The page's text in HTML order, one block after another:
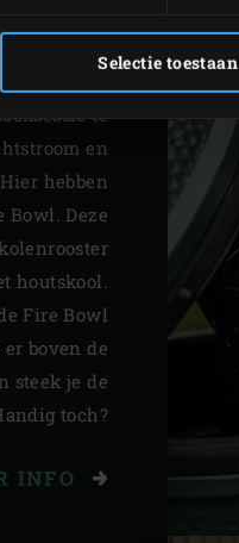
Selectie toestaan
weinig as
te
en
hebben
Bowl. Deze
houtskool.
Fire Bowl
boven de
steek je de
toch?
INFO